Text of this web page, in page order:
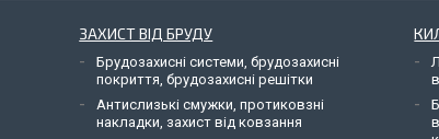
ЗАХИСТ ВІД БРУДУ
Брудозахисні системи, брудозахисні
покриття, брудозахисні решітки
Антислизькі смужки, протиковзні
накладки, захист від ковзання